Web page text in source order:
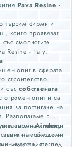
Pava Resine -
търсим фирми и
които проявяват
смолистите
Resine - Italy.
опит в сферата
строителство.
съссобствената
огромен опит и са
за постигане на
Разполагаме с
на клиенти
всички необходими
с оглед
фирмиAirelec,
на лъчисто и
и индустрията.